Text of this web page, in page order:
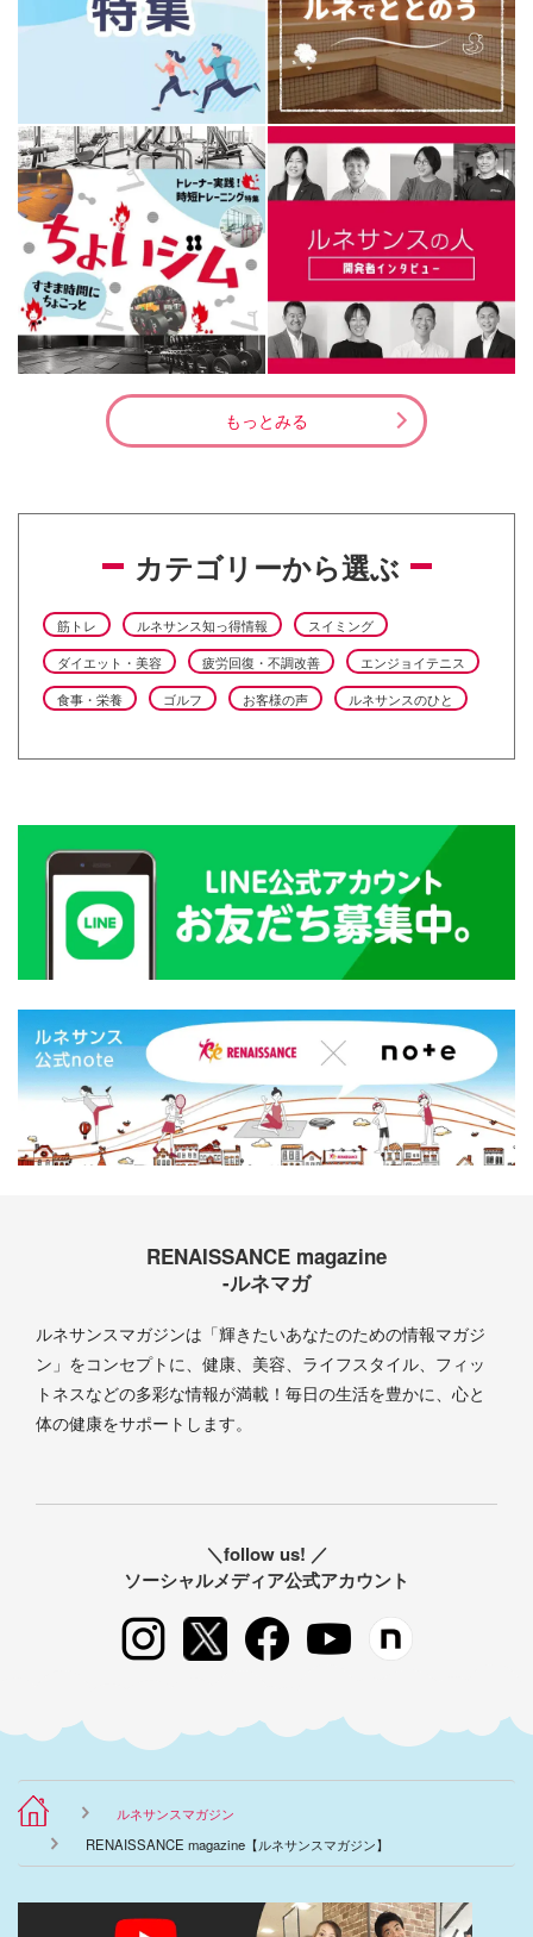
もっとみる
カテゴリーから選ぶ
筋トレ ルネサンス知っ得情報
スイミング
ダイエット・美容
疲労回復・不調改善
エンジョイテニス
食事・栄養
ゴルフ お客様の声 ルネサンスのひと
RENAISSANCE magazine
-ルネマガ
ルネサンスマガジンは「輝きたいあなたのための情報マガジ
ン」をコンセプトに、健康、美容、ライフスタイル、フィッ
トネスなどの多彩な情報が満載！毎日の生活を豊かに、心と
体の健康をサポートします。
＼follow us! ／
ソーシャルメディア公式アカウント
ルネサンスマガジン
RENAISSANCE magazine【ルネサンスマガジン】